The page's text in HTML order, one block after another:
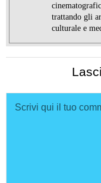
trattando gli
culturale e